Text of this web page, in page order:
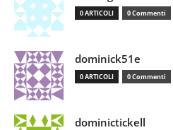
0 ARTICOLI 0 Commenti
dominick51e
0 ARTICOLI 0 Commenti
dominictickell